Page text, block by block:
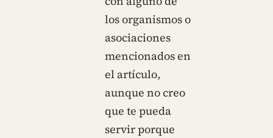
los organismos o
asociaciones
mencionados en
el artículo,
aunque no creo
que te pueda
servir porque